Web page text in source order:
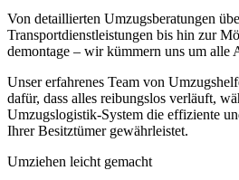
Von detaillierten Umzugsberatungen
Transportdienstleistungen bis hin zur
demontage – wir kümmern uns um alle
Unser erfahrenes Team von
dafür, dass alles reibungslos verläuft,
Umzugslogistik-System die effiziente
Ihrer Besitztümer gewährleistet.
Umziehen leicht gemacht